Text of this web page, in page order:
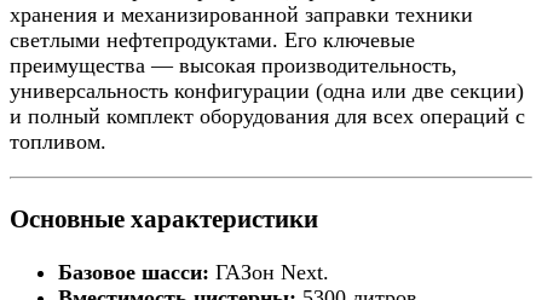
хранения и механизированной заправки техники
светлыми нефтепродуктами. Его ключевые
преимущества — высокая производительность,
универсальность конфигурации (одна или две секции)
и полный комплект оборудования для всех операций с
топливом.
Основные характеристики
Базовое шасси: ГАЗон Next.